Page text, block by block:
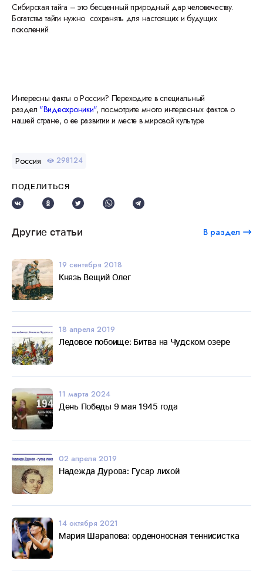
Сибирская тайга – это бесценный природный дар человечеству.
Богатства тайги нужно сохранять для настоящих и будущих
поколений.
Интересны факты о России? Переходите в специальный
раздел "Видеохроники", посмотрите много интересных фактов о
нашей стране, о ее развитии и месте в мировой культуре
Россия 298124
ПОДЕЛИТЬСЯ
Другие статьи В раздел
19 сентября 2018
Князь Вещий Олег
18 апреля 2019
Ледовое побоище: Битва на Чудском озере
11 марта 2024
День Победы 9 мая 1945 года
02 апреля 2019
Надежда Дурова: Гусар лихой
14 октября 2021
Мария Шарапова: орденоносная теннисистка